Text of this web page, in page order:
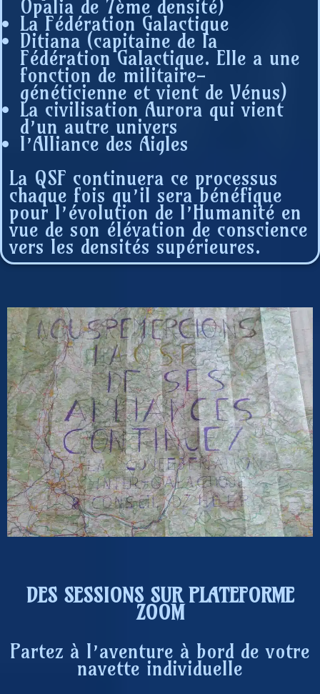
Opalia de 7ème densité)
La Fédération Galactique
Ditiana (capitaine de la
Fédération Galactique. Elle a une
fonction de militaire-
généticienne et vient de Vénus)
La civilisation Aurora qui vient
d’un autre univers
l’Alliance des Aigles
La QSF continuera ce processus
chaque fois qu’il sera bénéfique
pour l’évolution de l’Humanité en
vue de son élévation de conscience
vers les densités supérieures.
DES SESSIONS SUR PLATEFORME
ZOOM
Partez à l’aventure à bord de votre
navette individuelle